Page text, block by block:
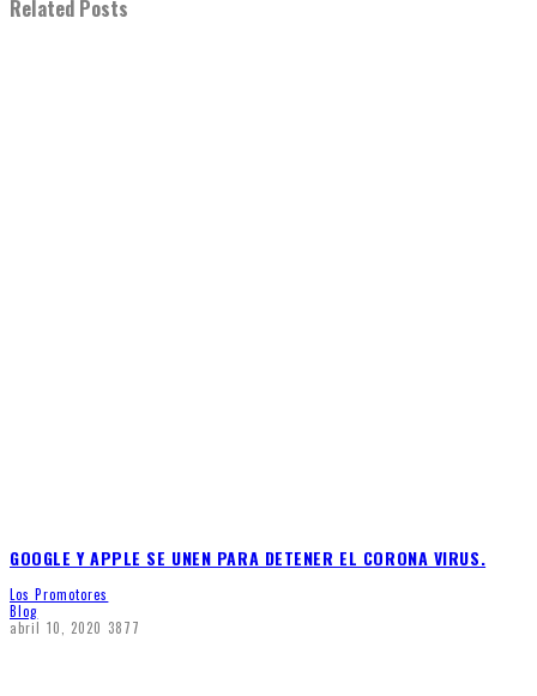
Related Posts
GOOGLE Y APPLE SE UNEN PARA DETENER EL CORONA VIRUS.
Los Promotores
Blog
abril 10, 2020 3877